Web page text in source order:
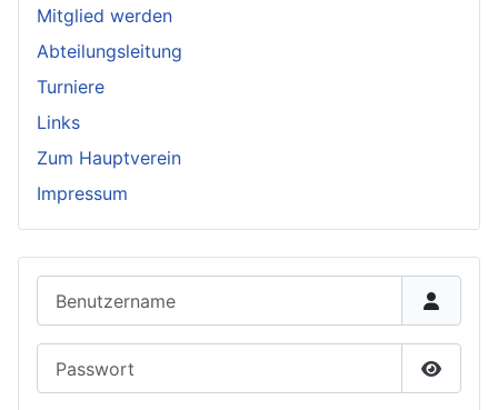
Mitglied werden
Abteilungsleitung
Turniere
Links
Zum Hauptverein
Impressum